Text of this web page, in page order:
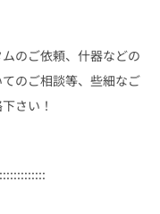
のご依頼、什器などの
のご相談等、些細なご
さい！